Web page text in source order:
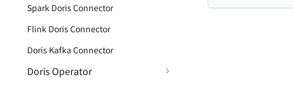
Spark Doris Connector
Flink Doris Connector
Doris Kafka Connector
Doris Operator